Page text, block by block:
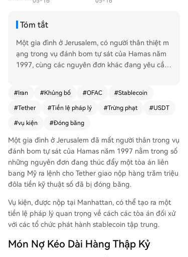
Tóm tắt
Một gia đình ở Jerusalem, có người thân thiệt m
ạng trong vụ đánh bom tự sát của Hamas năm
1997, cùng các nguyên đơn khác đang yêu cầu
ụ kiện được nộp tại Manhattan có thể tạo ra tiền
lệ pháp lý quan trọng về cách xử lý các tổ chức
phát hành stablecoin tập trung. Các nguyên đơ
hủng bố có liên quan đến Iran. Họ đã có phán q
uyết của tòa án chống lại Iran từ nhiều năm trướ
c nhưng chưa được bồi thường. Giờ đây, họ nhắ
m đến số tiền điện tử bị đóng băng để thu hồi k
hoản nợ. Luật sư Charles Gerstein cho rằng, khá
c với Bitcoin hay Ethereum, USDT do một công t
y tập trung kiểm soát, có thể đóng băng ví và c
huyển tiền khi có lệnh. Vì Bộ Tài chính Mỹ (OFA
C) đã xác định hai địa chỉ ví trên mạng Tron chứ
a khoảng 344 triệu USDT này có liên quan đến L
ực lượng Vệ binh Cách mạng Hồi giáo Iran (IRG
#Iran #Khủng bố #OFAC #Stablecoin
#Tether #Tiền lệ pháp lý #Trừng phạt #USDT
#vụ kiện #Đóng băng
Một gia đình ở Jerusalem đã mất người thân trong vụ
đánh bom tự sát của Hamas năm 1997 nằm trong số
những nguyên đơn đang thúc đẩy một tòa án liên
bang Mỹ ra lệnh cho Tether giao nộp hàng trăm triệu
đôla tiền kỹ thuật số đã bị đóng băng.
Vụ kiện, được nộp tại Manhattan, có thể tạo ra một
tiền lệ pháp lý quan trọng về cách các tòa án đối xử
với các tổ chức phát hành stablecoin tập trung.
Món Nợ Kéo Dài Hàng Thập Kỷ